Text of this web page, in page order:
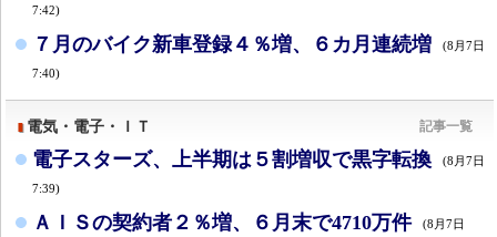
7:42)
７月のバイク新車登録４％増、６カ月連続増 (8月7日
7:40)
電気・電子・ＩＴ 記事一覧
電子スターズ、上半期は５割増収で黒字転換 (8月7日
7:39)
ＡＩＳの契約者２％増、６月末で4710万件 (8月7日